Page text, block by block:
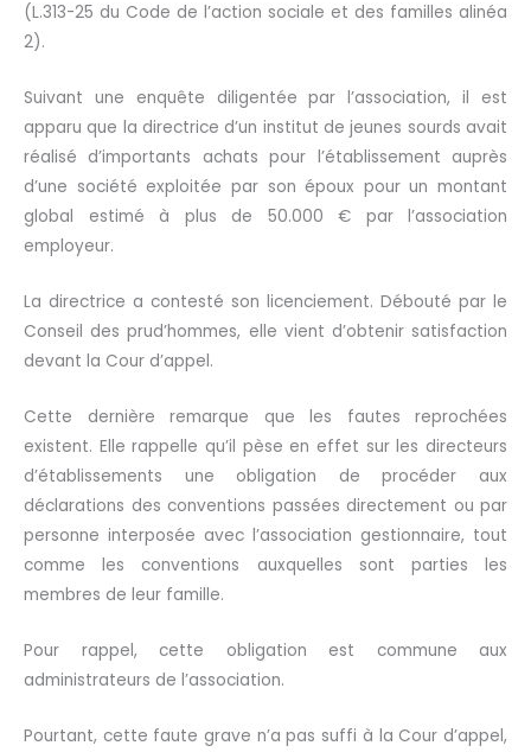
(L.313-25 du Code de l’action sociale et des familles alinéa
2).
Suivant une enquête diligentée par l’association, il est
apparu que la directrice d’un institut de jeunes sourds avait
réalisé d’importants achats pour l’établissement auprès
d’une société exploitée par son époux pour un montant
global estimé à plus de 50.000 € par l’association
employeur.
La directrice a contesté son licenciement. Débouté par le
Conseil des prud’hommes, elle vient d’obtenir satisfaction
devant la Cour d’appel.
Cette dernière remarque que les fautes reprochées
existent. Elle rappelle qu’il pèse en effet sur les directeurs
d’établissements une obligation de procéder aux
déclarations des conventions passées directement ou par
personne interposée avec l’association gestionnaire, tout
comme les conventions auxquelles sont parties les
membres de leur famille.
Pour rappel, cette obligation est commune aux
administrateurs de l’association.
Pourtant, cette faute grave n’a pas suffi à la Cour d’appel,